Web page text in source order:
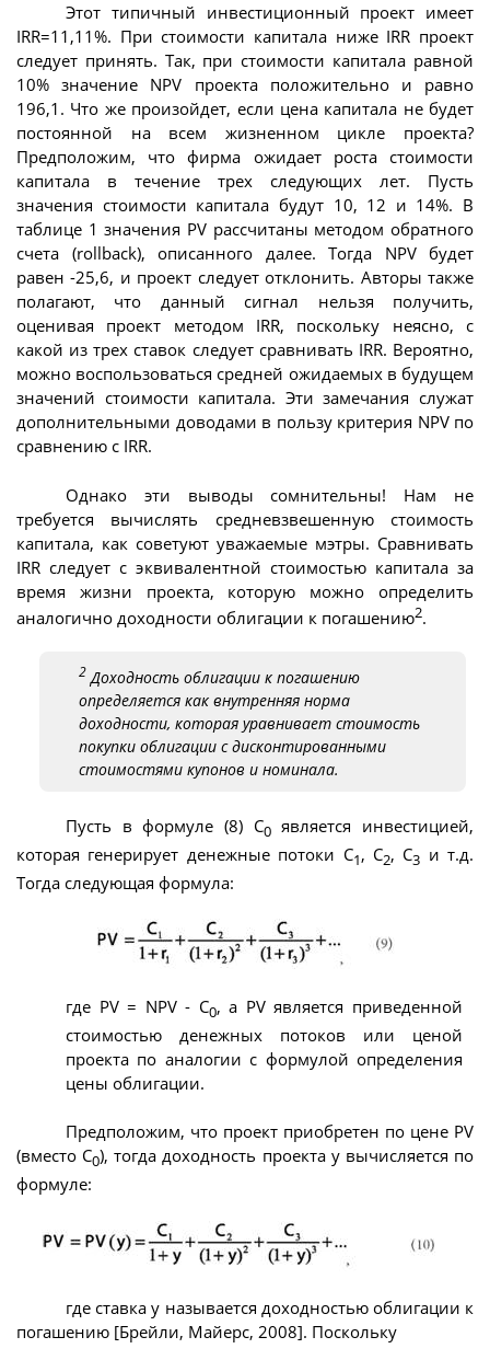
Этот типичный инвестиционный проект имеет
IRR=11,11%. При стоимости капитала ниже IRR проект
следует принять. Так, при стоимости капитала равной
10% значение NPV проекта положительно и равно
196,1. Что же произойдет, если цена капитала не будет
постоянной на всем жизненном цикле проекта?
Предположим, что фирма ожидает роста стоимости
капитала в течение трех следующих лет. Пусть
значения стоимости капитала будут 10, 12 и 14%. В
таблице 1 значения PV рассчитаны методом обратного
счета (rollback), описанного далее. Тогда NPV будет
равен -25,6, и проект следует отклонить. Авторы также
полагают, что данный сигнал нельзя получить,
оценивая проект методом IRR, поскольку неясно, с
какой из трех ставок следует сравнивать IRR. Вероятно,
можно воспользоваться средней ожидаемых в будущем
значений стоимости капитала. Эти замечания служат
дополнительными доводами в пользу критерия NPV по
сравнению с IRR.
Однако эти выводы сомнительны! Нам не
требуется вычислять средневзвешенную стоимость
капитала, как советуют уважаемые мэтры. Сравнивать
IRR следует с эквивалентной стоимостью капитала за
время жизни проекта, которую можно определить
аналогично доходности облигации к погашению2.
2 Доходность облигации к погашению
определяется как внутренняя норма
доходности, которая уравнивает стоимость
покупки облигации с дисконтированными
стоимостями купонов и номинала.
Пусть в формуле (8) C0является инвестицией,
которая генерирует денежные потоки C1, C2, C3 и т.д.
Тогда следующая формула:
где PV = NPV - C0, а PV является приведенной
стоимостью денежных потоков или ценой
проекта по аналогии с формулой определения
цены облигации.
Предположим, что проект приобретен по цене PV
(вместо C0), тогда доходность проекта y вычисляется по
формуле:
где ставка y называется доходностью облигации к
погашению [Брейли, Майерс, 2008]. Поскольку